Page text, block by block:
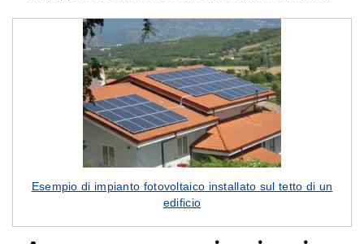
Esempio di impianto fotovoltaico installato sul tetto di un
edificio